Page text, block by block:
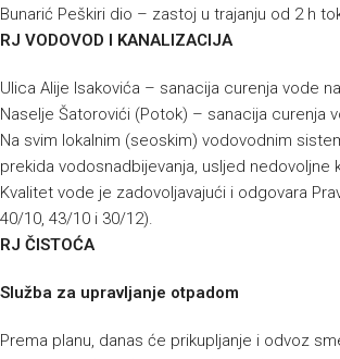
Bunarić Peškiri dio – zastoj u trajanju od 2 h
RJ VODOVOD I KANALIZACIJA
Ulica Alije Isakovića – sanacija curenja vode
Naselje Šatorovići (Potok) – sanacija curenja
Na svim lokalnim (seoskim) vodovodnim
prekida vodosnadbijevanja, usljed nedovoljne
Kvalitet vode je zadovoljavajući i odgovara
40/10, 43/10 i 30/12).
RJ ČISTOĆA
Služba za upravljanje otpadom
Prema planu, danas će prikupljanje i odvoz